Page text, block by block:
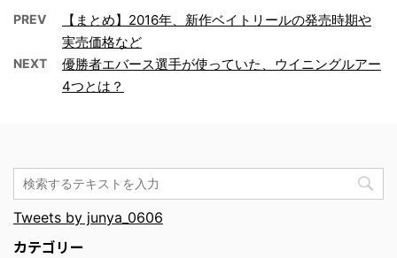
PREV
【まとめ】2016年、新作ベイトリールの発売時期や
実売価格など
NEXT
優勝者エバース選手が使っていた、ウイニングルアー
4つとは？
Tweets by junya_0606
カテゴリー